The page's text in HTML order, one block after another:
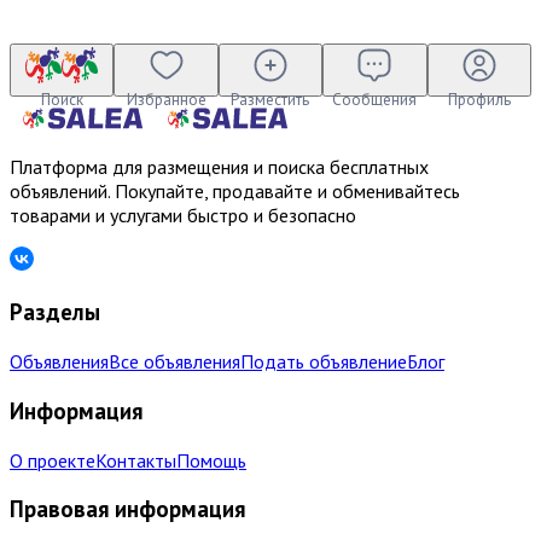
Поиск Избранное Разместить Сообщения Профиль
Платформа для размещения и поиска бесплатных
объявлений. Покупайте, продавайте и обменивайтесь
товарами и услугами быстро и безопасно
Разделы
ОбъявленияВсе объявленияПодать объявлениеБлог
Информация
О проектеКонтактыПомощь
Правовая информация